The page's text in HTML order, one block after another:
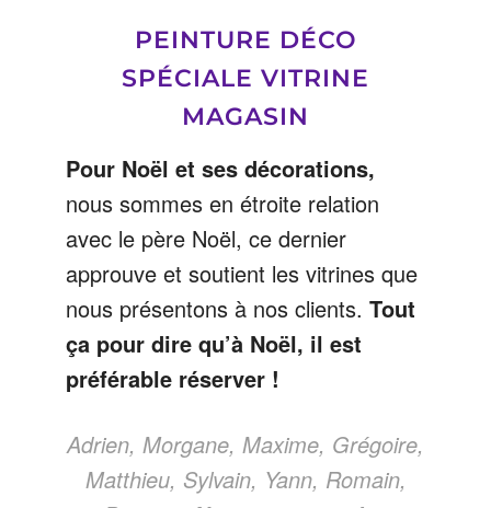
PEINTURE DÉCO
SPÉCIALE VITRINE
MAGASIN
Pour Noël et ses décorations,
nous sommes en étroite relation
avec le père Noël, ce dernier
approuve et soutient les vitrines que
nous présentons à nos clients. Tout
ça pour dire qu’à Noël, il est
préférable réserver !
Adrien, Morgane, Maxime, Grégoire,
Matthieu, Sylvain, Yann, Romain,